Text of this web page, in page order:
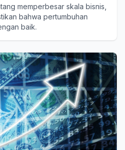
memperbesar skala bisnis,
bahwa pertumbuhan
baik.